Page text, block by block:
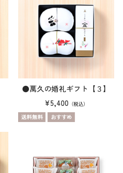
●萬久の婚礼ギフト【３】
¥5,400 （税込）